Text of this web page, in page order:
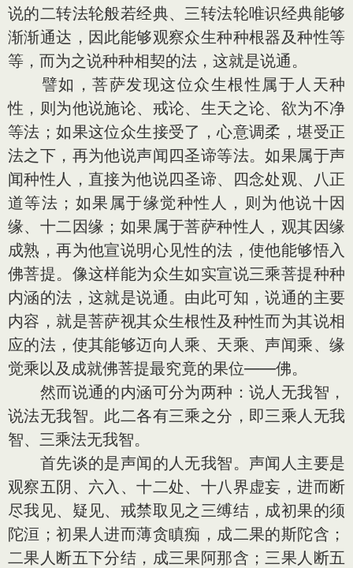
说的二转法轮般若经典、三转法轮唯识经典能够
渐渐通达，因此能够观察众生种种根器及种性等
等，而为之说种种相契的法，这就是说通。
譬如，菩萨发现这位众生根性属于人天种
性，则为他说施论、戒论、生天之论、欲为不净
等法；如果这位众生接受了，心意调柔，堪受正
法之下，再为他说声闻四圣谛等法。如果属于声
闻种性人，直接为他说四圣谛、四念处观、八正
道等法；如果属于缘觉种性人，则为他说十因
缘、十二因缘；如果属于菩萨种性人，观其因缘
成熟，再为他宣说明心见性的法，使他能够悟入
佛菩提。像这样能为众生如实宣说三乘菩提种种
内涵的法，这就是说通。由此可知，说通的主要
内容，就是菩萨视其众生根性及种性而为其说相
应的法，使其能够迈向人乘、天乘、声闻乘、缘
觉乘以及成就佛菩提最究竟的果位——佛。
然而说通的内涵可分为两种：说人无我智，
说法无我智。此二各有三乘之分，即三乘人无我
智、三乘法无我智。
首先谈的是声闻的人无我智。声闻人主要是
观察五阴、六入、十二处、十八界虚妄，进而断
尽我见、疑见、戒禁取见之三缚结，成初果的须
陀洹；初果人进而薄贪瞋痴，成二果的斯陀含；
二果人断五下分结，成三果阿那含；三果人断五